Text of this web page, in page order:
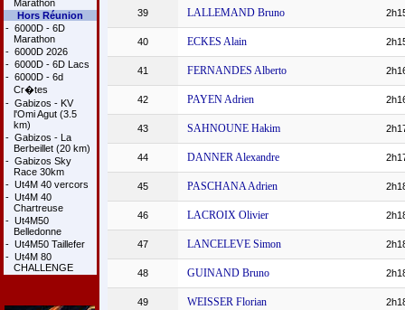
Marathon
Hors Réunion
- 6000D - 6D
Marathon
- 6000D 2026
- 6000D - 6D Lacs
- 6000D - 6d
Cr�tes
- Gabizos - KV
l'Omi Agut (3.5
km)
- Gabizos - La
Berbeillet (20 km)
- Gabizos Sky
Race 30km
- Ut4M 40 vercors
- Ut4M 40
Chartreuse
- Ut4M50
Belledonne
- Ut4M50 Taillefer
- Ut4M 80
CHALLENGE
39 LALLEMAND Bruno
40 ECKES Alain
41 FERNANDES Alberto
42 PAYEN Adrien
43 SAHNOUNE Hakim
44 DANNER Alexandre
45 PASCHANA Adrien
46 LACROIX Olivier
47 LANCELEVE Simon
48 GUINAND Bruno
49 WEISSER Florian